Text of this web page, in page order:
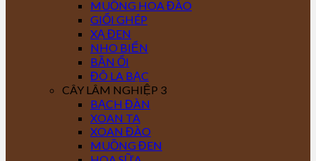
MUỒNG HOA ĐÀO
GIỔI GHÉP
XẠ ĐEN
NHO BIỂN
BẦN ỔI
ĐÔ LA BẠC
CÂY LÂM NGHIỆP 3
BẠCH ĐÀN
XOAN TA
XOAN ĐÀO
MUỒNG ĐEN